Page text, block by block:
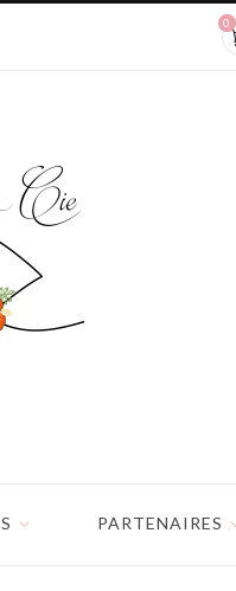
0
PARTENAIRES